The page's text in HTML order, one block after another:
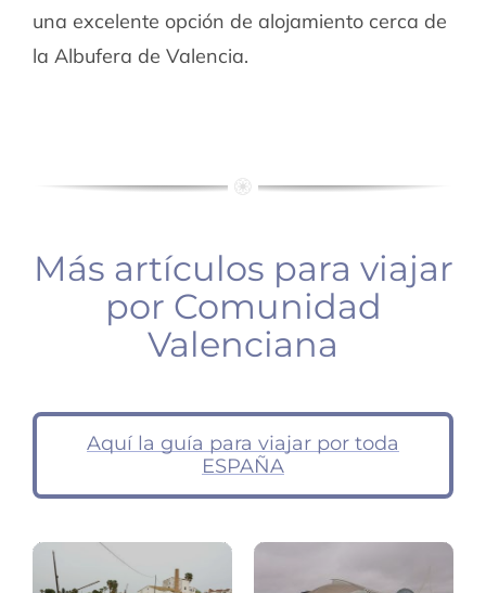
una excelente opción de alojamiento cerca de
la Albufera de Valencia.
Más artículos para viajar
por Comunidad
Valenciana
Aquí la guía para viajar por toda
ESPAÑA
Valencia
Valencia